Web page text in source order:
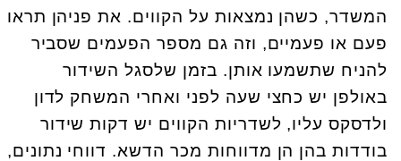
המשדר, כשהן נמצאות על הקווים. את פניהן תראו
פעם או פעמיים, וזה גם מספר הפעמים שסביר
להניח שתשמעו אותן. בזמן שלסגל השידור
באולפן יש כחצי שעה לפני ואחרי המשחק לדון
ולדסקס עליו, לשדריות הקווים יש דקות שידור
בודדות בהן הן מדווחות מכר הדשא. דווחי נתונים,